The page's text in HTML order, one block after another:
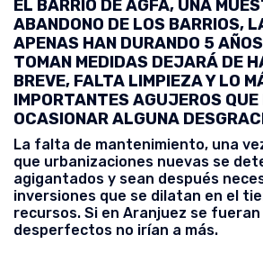
EL BARRIO DE AGFA, UNA
ABANDONO DE LOS BARRIOS,
APENAS HAN DURANDO 5
TOMAN MEDIDAS DEJARÁ DE
BREVE, FALTA LIMPIEZA Y LO
IMPORTANTES AGUJEROS QUE
OCASIONAR ALGUNA
La falta de mantenimiento, una
que urbanizaciones nuevas se
agigantados y sean después
inversiones que se dilatan en el
recursos. Si en Aranjuez se
desperfectos no irían a más.